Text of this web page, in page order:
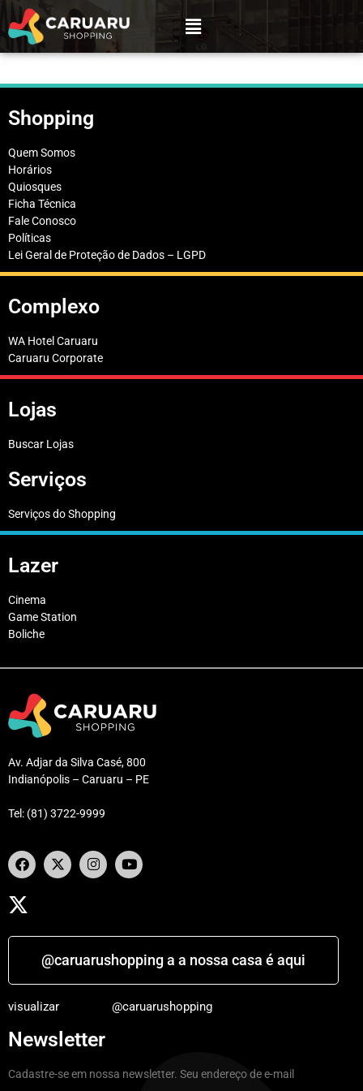
Shopping
Quem Somos
Horários
Quiosques
Ficha Técnica
Fale Conosco
Políticas
Lei Geral de Proteção de Dados – LGPD
Complexo
WA Hotel Caruaru
Caruaru Corporate
Lojas
Buscar Lojas
Serviços
Serviços do Shopping
Lazer
Cinema
Game Station
Boliche
Av. Adjar da Silva Casé, 800
Indianópolis – Caruaru – PE
Tel: (81) 3722-9999
@caruarushopping a a nossa casa é aqui
visualizar @caruarushopping
Newsletter
Cadastre-se em nossa newsletter. Seu endereço de e-mail